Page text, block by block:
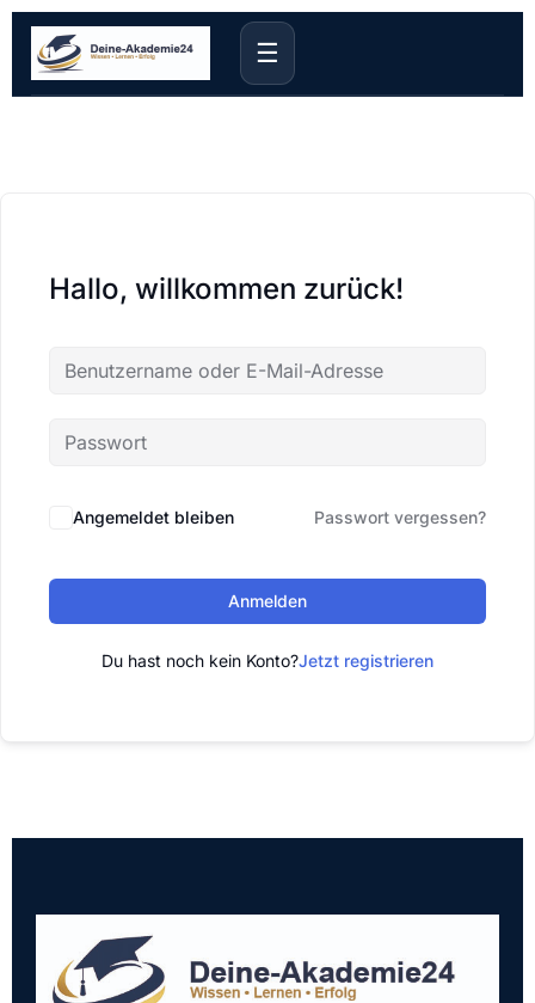
☰
Hallo, willkommen zurück!
Angemeldet bleiben Passwort vergessen?
Anmelden
Du hast noch kein Konto?Jetzt registrieren